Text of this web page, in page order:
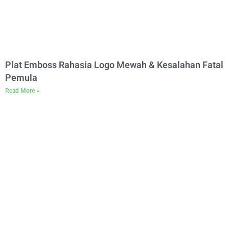
Plat Emboss Rahasia Logo Mewah & Kesalahan Fatal
Pemula
Read More »